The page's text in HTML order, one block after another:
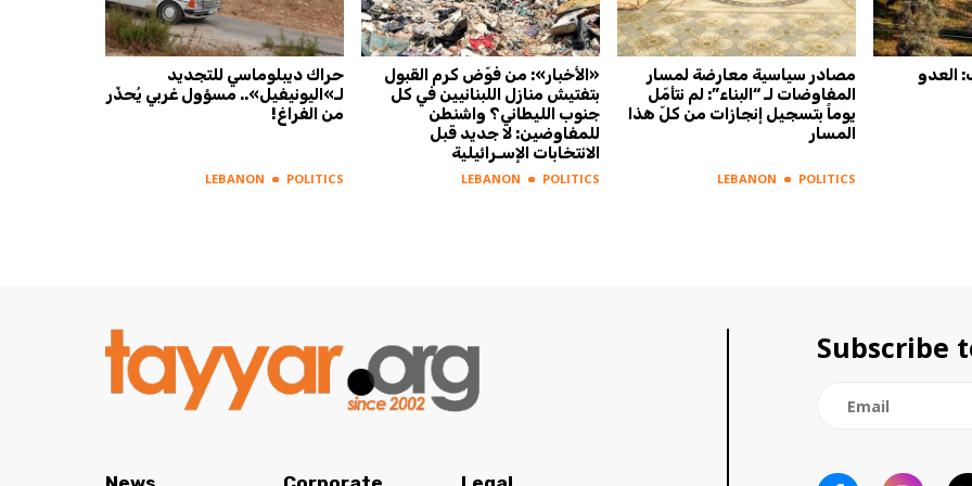
حراك ديبلوماسي للتجديد
لـ»اليونيفيل».. مسؤول غربي يُحذّر
من الفراغ!
LEBANON POLITICS
«الأخبار»: من فوّض كرم القبول
بتفتيش منازل اللبنانيين في كل
جنوب الليطاني؟ واشنطن
للمفاوضين: لا جديد قبل
الانتخابات الإسـرائيلية
LEBANON POLITICS
مصادر سياسية معارضة لمسار
المفاوضات لـ “البناء”: لم نتأمّل
يوماً بتسجيل إنجازات من كلّ هذا
المسار
LEBANON POLITICS
العدو
Subscribe